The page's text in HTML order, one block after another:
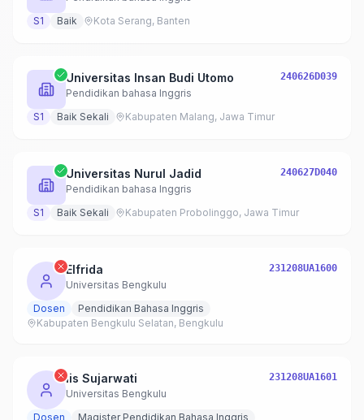
S1
Baik Kota Serang, Banten
Universitas Insan Budi Utomo
Pendidikan bahasa Inggris
240626D039
S1 Baik Sekali Kabupaten Malang, Jawa Timur
Universitas Nurul Jadid
Pendidikan bahasa Inggris
240627D040
S1 Baik Sekali Kabupaten Probolinggo, Jawa Timur
Elfrida
Universitas Bengkulu
231208UA1600
Dosen
Pendidikan Bahasa Inggris
Kabupaten Bengkulu Selatan, Bengkulu
Iis Sujarwati
Universitas Bengkulu
231208UA1601
Dosen
Magister Pendidikan Bahasa Inggris